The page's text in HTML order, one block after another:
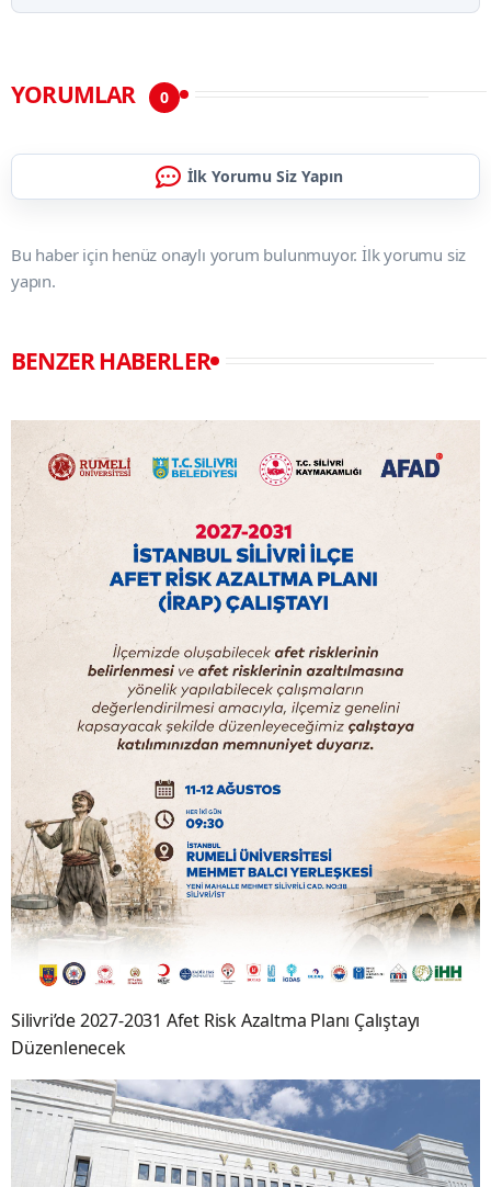
YORUMLAR 0
İlk Yorumu Siz Yapın
Bu haber için henüz onaylı yorum bulunmuyor. İlk yorumu siz
yapın.
BENZER HABERLER
Silivri’de 2027-2031 Afet Risk Azaltma Planı Çalıştayı
Düzenlenecek